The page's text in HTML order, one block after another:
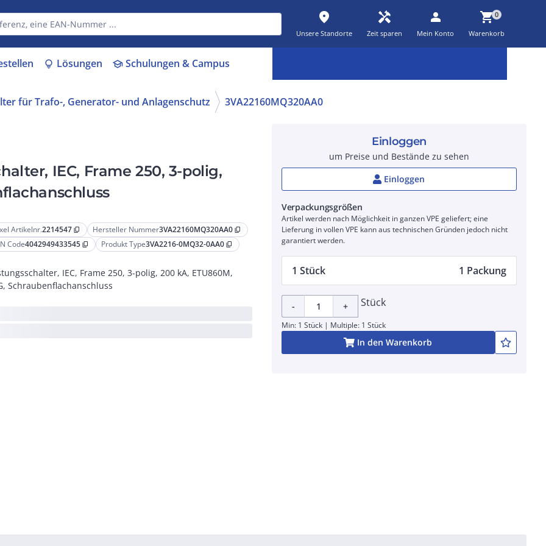
place
Unsere Standorte
handyman
Zeit sparen
person
Mein Konto
shopping_cart0
Warenkorb
lightbulb Lösungen schoolSchulungen & Campus
für Trafo-, Generator- und Anlagenschutz 3VA22160MQ320AA0
IEC, Frame 250, 3-polig,
Artikelnr.2214547 content_copy Hersteller Nummer3VA22160MQ320AA0 content_copy
Code4042949433545 content_copy Produkt Type3VA2216-0MQ32-0AA0 content_copy
IEC, Frame 250, 3-polig, 200 kA, ETU860M,
Schraubenflachanschluss
Einloggen
um Preise und Bestände zu sehen
Einloggen
Verpackungsgrößen
Artikel werden nach Möglichkeit in ganzen VPE geliefert; eine
Lieferung in vollen VPE kann aus technischen Gründen jedoch nicht
garantiert werden.
1 Stück 1 Packung
- + Stück
Min: 1 Stück | Multiple: 1 Stück
In den Warenkorb